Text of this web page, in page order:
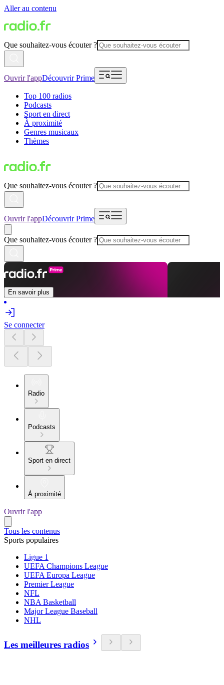
Aller au contenu
Que souhaitez-vous écouter ?
Ouvrir l'appDécouvrir Prime
Top 100 radios
Podcasts
Sport en direct
À proximité
Genres musicaux
Thèmes
Que souhaitez-vous écouter ?
Ouvrir l'appDécouvrir Prime
Que souhaitez-vous écouter ?
En savoir plus
Se connecter
Radio
Podcasts
Sport en direct
À proximité
Ouvrir l'app
Tous les contenus
Sports populaires
Ligue 1
UEFA Champions League
UEFA Europa League
Premier League
NFL
NBA Basketball
Major League Baseball
NHL
Les meilleures radios